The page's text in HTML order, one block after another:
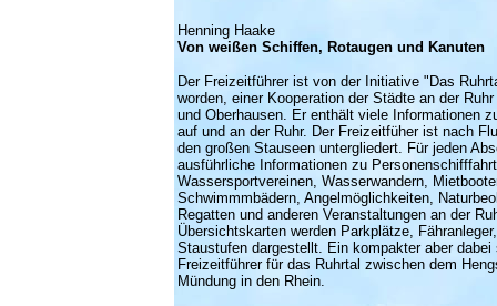
Henning Haake
Von weißen Schiffen, Rotaugen und Kanuten
Der Freizeitführer ist von der Initiative "Das
worden, einer Kooperation der Städte an der
und Oberhausen. Er enthält viele Informationen
auf und an der Ruhr. Der Freizeitfüher ist nach
den großen Stauseen untergliedert. Für jeden
ausführliche Informationen zu
Wassersportvereinen, Wasserwandern,
Schwimmmbädern, Angelmöglichkeiten,
Regatten und anderen Veranstaltungen an der
Übersichtskarten werden Parkplätze,
Staustufen dargestellt. Ein kompakter aber dabei
Freizeitführer für das Ruhrtal zwischen dem
Mündung in den Rhein.